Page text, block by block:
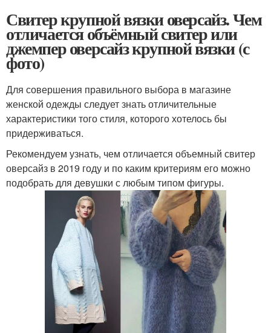
Свитер крупной вязки оверсайз. Чем
отличается объёмный свитер или
джемпер оверсайз крупной вязки (с
фото)
Для совершения правильного выбора в магазине
женской одежды следует знать отличительные
характеристики того стиля, которого хотелось бы
придерживаться.
Рекомендуем узнать, чем отличается объемный свитер
оверсайз в 2019 году и по каким критериям его можно
подобрать для девушки с любым типом фигуры.